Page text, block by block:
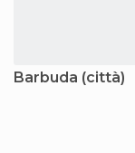
Barbuda (città)